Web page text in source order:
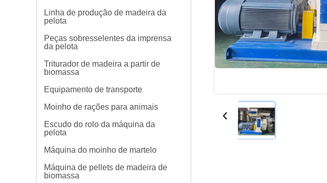
Linha de produção de madeira da
pelota
Peças sobresselentes da imprensa
da pelota
Triturador de madeira a partir de
biomassa
Equipamento de transporte
Moinho de rações para animais
Escudo do rolo da máquina da
pelota
Máquina do moinho de martelo
Máquina de pellets de madeira de
biomassa